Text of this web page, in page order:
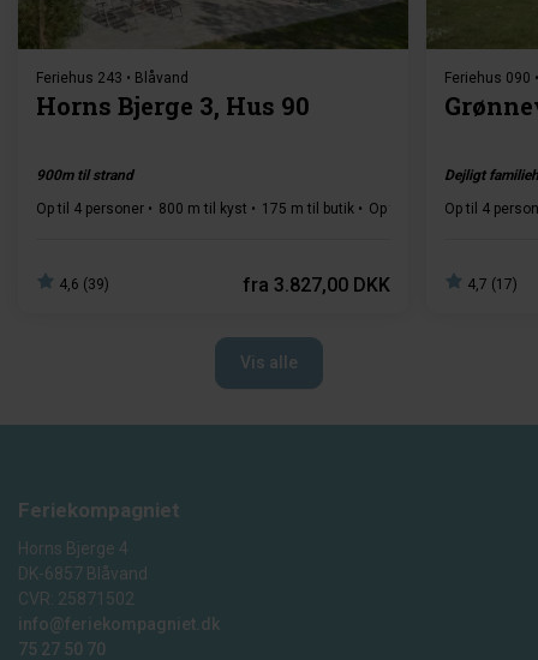
Feriehus 243 • Blåvand
Horns Bjerge 3, Hus 90
900m til strand
Op til 4 personer
800 m til kyst 175 m til butik Op til 1 husdyr 2
4,6 (39) fra 3.827,00 DKK
Feriehus 090
Dejligt
Op til 4
4,7 (17)
Vis alle
Feriekompagniet
Horns Bjerge 4
DK-6857 Blåvand
CVR: 25871502
info@feriekompagniet.dk
75 27 50 70